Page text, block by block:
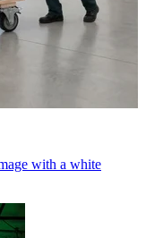
with a white